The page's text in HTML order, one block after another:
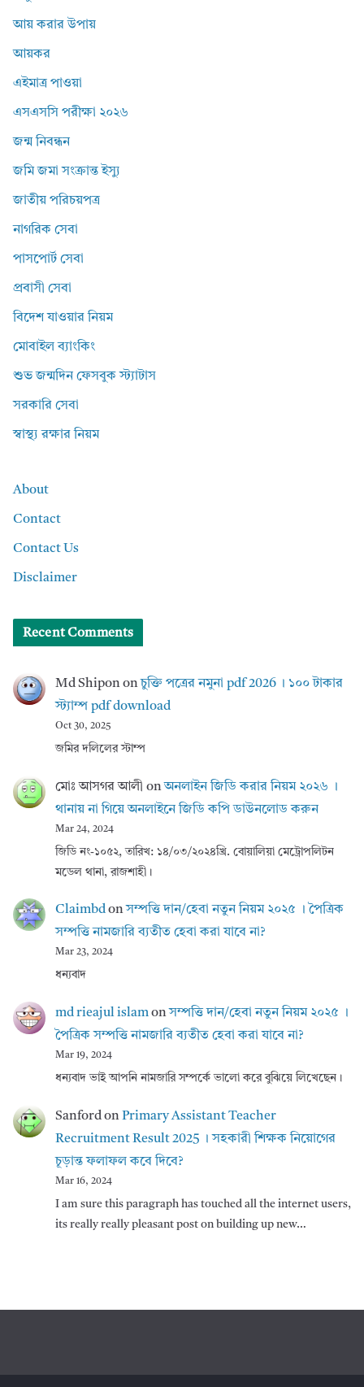
আয় করার উপায়
আয়কর
এইমাত্র পাওয়া
এসএসসি পরীক্ষা ২০২৬
জন্ম নিবন্ধন
জমি জমা সংক্রান্ত ইস্যু
জাতীয় পরিচয়পত্র
নাগরিক সেবা
পাসপোর্ট সেবা
প্রবাসী সেবা
বিদেশ যাওয়ার নিয়ম
মোবাইল ব্যাংকিং
শুভ জন্মদিন ফেসবুক স্ট্যাটাস
সরকারি সেবা
স্বাস্থ্য রক্ষার নিয়ম
About
Contact
Contact Us
Disclaimer
Recent Comments
Md Shipononচুক্তি পত্রের নমুনা pdf 2026 । ১০০ টাকার
স্ট্যাম্প pdf download
Oct 30, 2025
জমির দলিলের স্টাম্প
মোঃ আসগর আলী onঅনলাইন জিডি করার নিয়ম ২০২৬ ।
থানায় না গিয়ে অনলাইনে জিডি কপি ডাউনলোড করুন
Mar 24, 2024
জিডি নং-১০৫২, তারিখ: ১৪/০৩/২০২৪খ্রি. বোয়ালিয়া মেট্রোপলিটন
মডেল থানা, রাজশাহী।
Claimbdonসম্পত্তি দান/হেবা নতুন নিয়ম ২০২৫ । পৈত্রিক
সম্পত্তি নামজারি ব্যতীত হেবা করা যাবে না?
Mar 23, 2024
ধন্যবাদ
md rieajul islamonসম্পত্তি দান/হেবা নতুন নিয়ম ২০২৫ ।
পৈত্রিক সম্পত্তি নামজারি ব্যতীত হেবা করা যাবে না?
Mar 19, 2024
ধন্যবাদ ভাই আপনি নামজারি সম্পর্কে ভালো করে বুঝিয়ে লিখেছেন।
SanfordonPrimary Assistant Teacher
Recruitment Result 2025 । সহকারী শিক্ষক নিয়োগের
চূড়ান্ত ফলাফল কবে দিবে?
Mar 16, 2024
I am sure this paragraph has touched all the internet users,
its really really pleasant post on building up new…